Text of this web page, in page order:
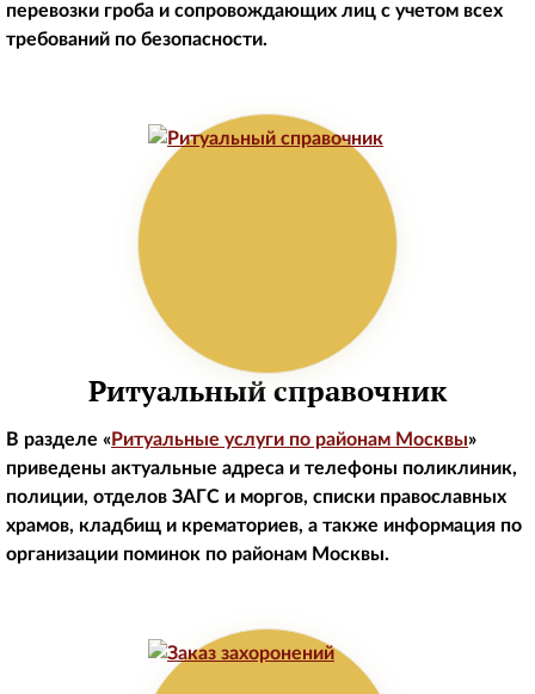
перевозки гроба и сопровождающих лиц с учетом всех
требований по безопасности.
Ритуальный справочник
В разделе «Ритуальные услуги по районам Москвы»
приведены актуальные адреса и телефоны поликлиник,
полиции, отделов ЗАГС и моргов, списки православных
храмов, кладбищ и крематориев, а также информация по
организации поминок по районам Москвы.